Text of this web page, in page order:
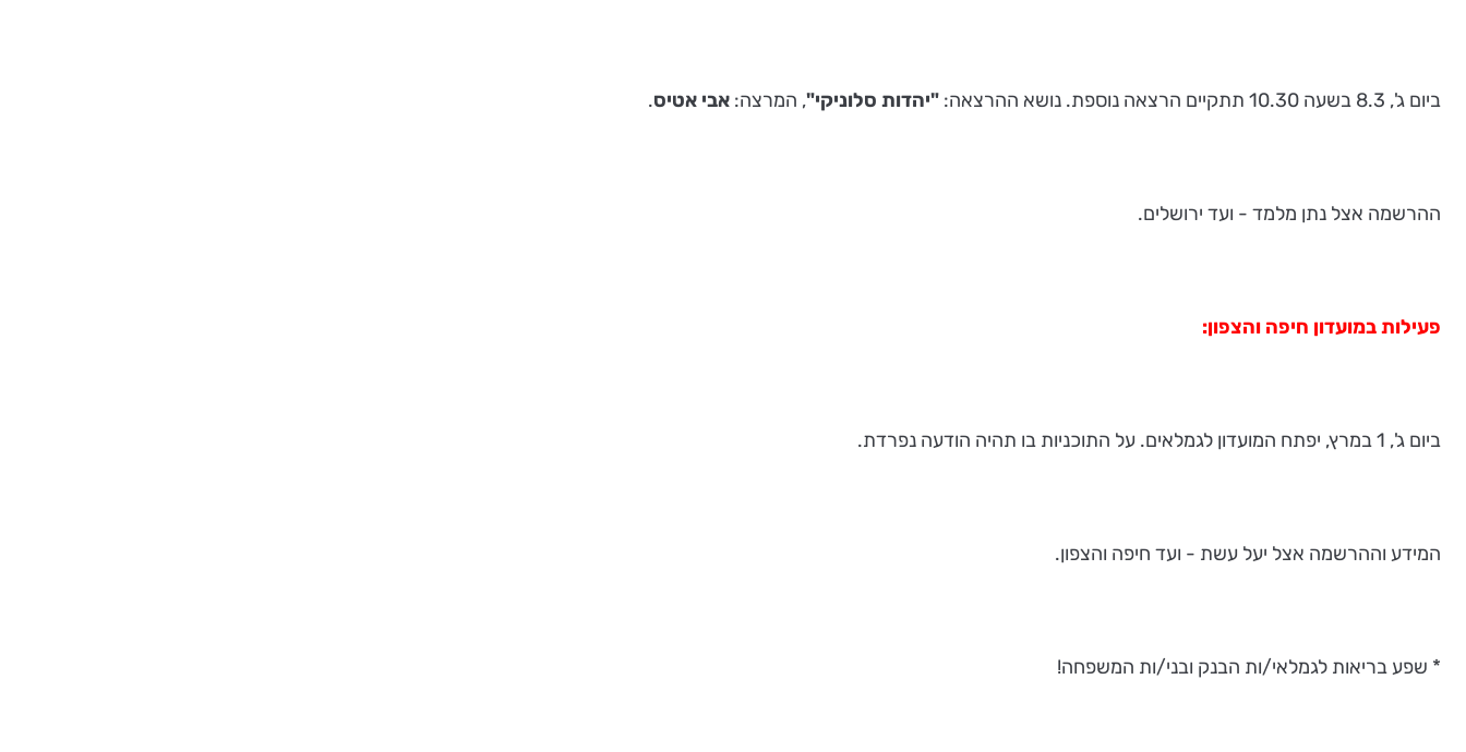
ביום ג', 8.3 בשעה 10.30 תתקיים הרצאה נוספת. נושא ההרצאה: "יהדות סלוניקי", המרצה: אבי אטיס.
ההרשמה אצל נתן מלמד - ועד ירושלים.
פעילות במועדון חיפה והצפון:
ביום ג', 1 במרץ, יפתח המועדון לגמלאים. על התוכניות בו תהיה הודעה נפרדת.
המידע וההרשמה אצל יעל עשת - ועד חיפה והצפון.
* שפע בריאות לגמלאי/ות הבנק ובני/ות המשפחה!